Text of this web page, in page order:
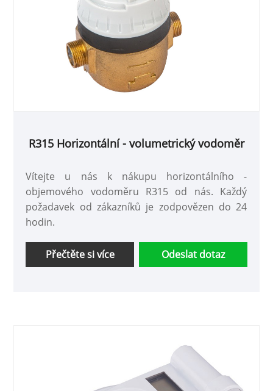
R315 Horizontální - volumetrický vodoměr
Vítejte u nás k nákupu horizontálního -
objemového vodoměru R315 od nás. Každý
požadavek od zákazníků je zodpovězen do 24
hodin.
Přečtěte si více Odeslat dotaz